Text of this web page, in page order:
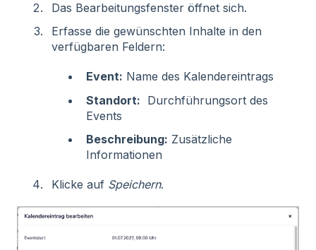
Das Bearbeitungsfenster öffnet sich.
Erfasse die gewünschten Inhalte in den
verfügbaren Feldern:
Event: Name des Kalendereintrags
Standort: Durchführungsort des
Events
Beschreibung: Zusätzliche
Informationen
Klicke auf Speichern.